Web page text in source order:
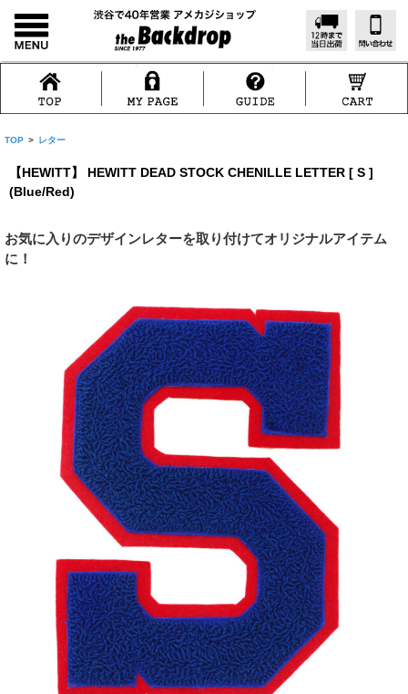
TOP > レター
【HEWITT】 HEWITT DEAD STOCK CHENILLE LETTER [ S ]
(Blue/Red)
お気に入りのデザインレターを取り付けてオリジナルアイテム
に！